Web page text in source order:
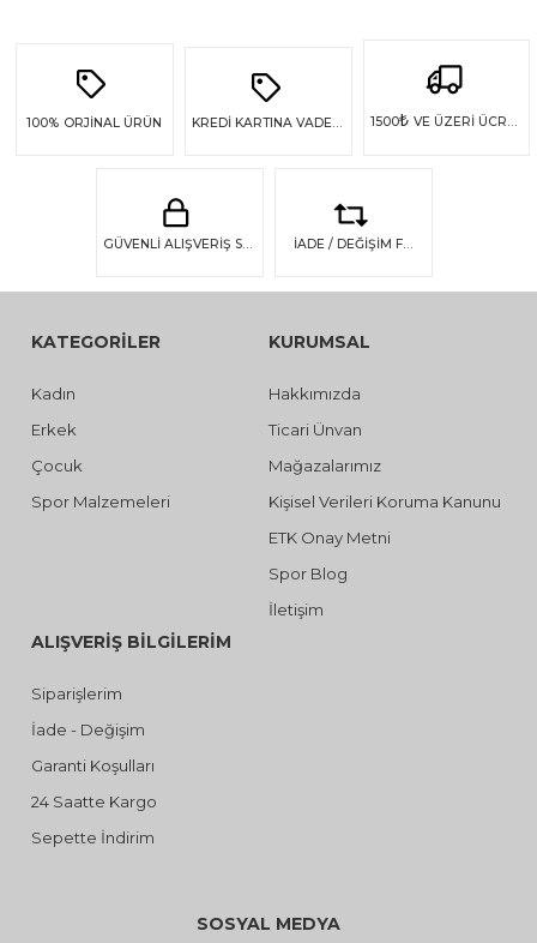
100% ORJİNAL ÜRÜN 1500₺ VE ÜZERİ ÜCRETSİZ KARGO
GÜVENLİ ALIŞVERİŞ SSL GÜVENLİĞİ İADE / DEĞİŞİM FIRSATI
KATEGORİLER
Kadın
Erkek
Çocuk
Spor Malzemeleri
KURUMSAL
Hakkımızda
Ticari Ünvan
Mağazalarımız
Kişisel Verileri Koruma Kanunu
ETK Onay Metni
Spor Blog
İletişim
ALIŞVERİŞ BİLGİLERİM
Siparişlerim
İade - Değişim
Garanti Koşulları
24 Saatte Kargo
Sepette İndirim
SOSYAL MEDYA